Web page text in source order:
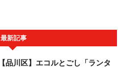
最新記事
【品川区】エコルとごし「ランタ